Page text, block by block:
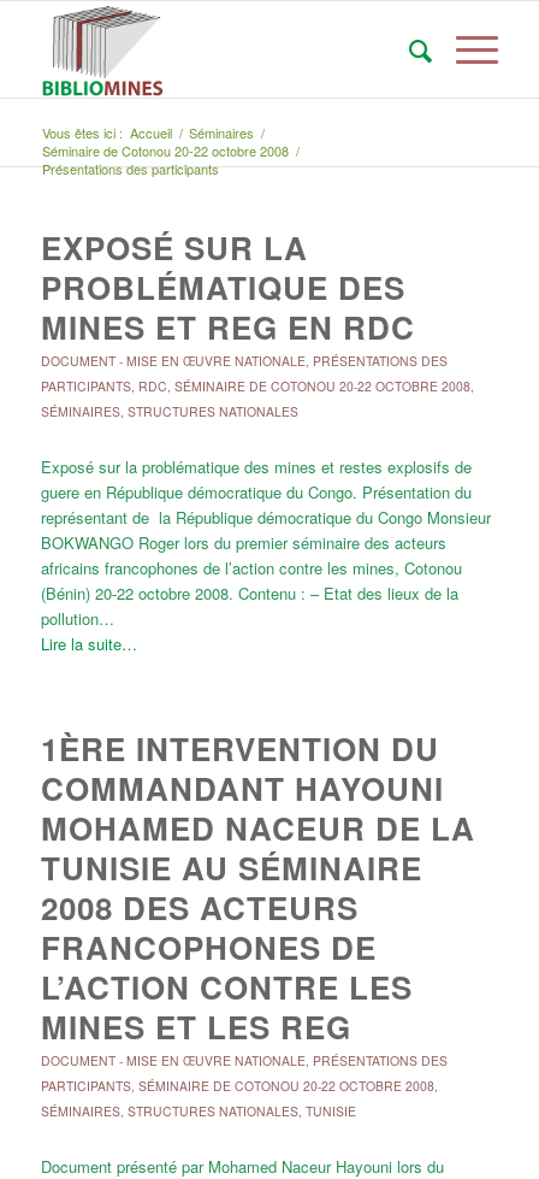
Vous êtes ici : Accueil / Séminaires /
Séminaire de Cotonou 20-22 octobre 2008 /
Présentations des participants
EXPOSÉ SUR LA
PROBLÉMATIQUE DES
MINES ET REG EN RDC
DOCUMENT- MISE EN ŒUVRE NATIONALE, PRÉSENTATIONS DES
PARTICIPANTS, RDC, SÉMINAIRE DE COTONOU 20-22 OCTOBRE 2008,
SÉMINAIRES, STRUCTURES NATIONALES
Exposé sur la problématique des mines et restes explosifs de
guere en République démocratique du Congo. Présentation du
représentant de la République démocratique du Congo Monsieur
BOKWANGO Roger lors du premier séminaire des acteurs
africains francophones de l’action contre les mines, Cotonou
(Bénin) 20-22 octobre 2008. Contenu : – Etat des lieux de la
pollution…
Lire la suite…
1ÈRE INTERVENTION DU
COMMANDANT HAYOUNI
MOHAMED NACEUR DE LA
TUNISIE AU SÉMINAIRE
2008 DES ACTEURS
FRANCOPHONES DE
L’ACTION CONTRE LES
MINES ET LES REG
DOCUMENT- MISE EN ŒUVRE NATIONALE, PRÉSENTATIONS DES
PARTICIPANTS, SÉMINAIRE DE COTONOU 20-22 OCTOBRE 2008,
SÉMINAIRES, STRUCTURES NATIONALES, TUNISIE
Document présenté par Mohamed Naceur Hayouni lors du